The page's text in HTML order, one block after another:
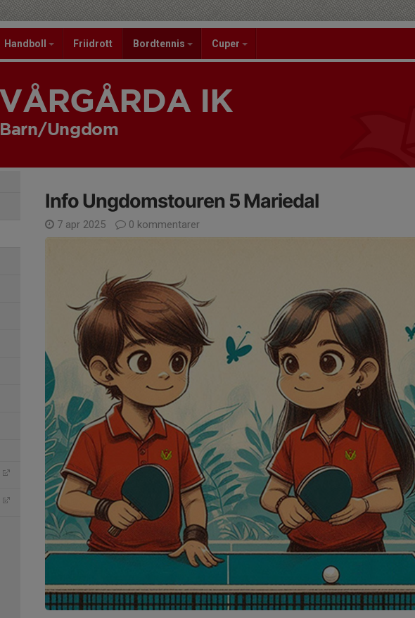
Handboll Friidrott Bordtennis Cuper
VÅRGÅRDA IK
Barn/Ungdom
Info Ungdomstouren 5 Mariedal
7 apr 2025 0 kommentarer